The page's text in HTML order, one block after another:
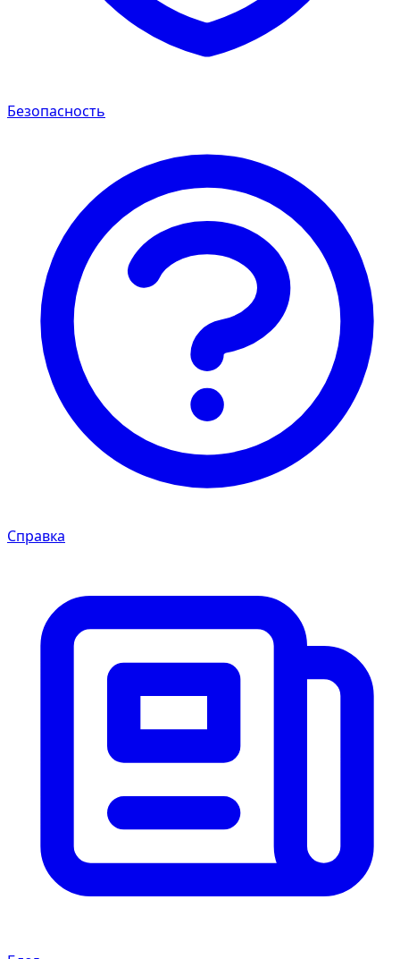
Безопасность
Справка